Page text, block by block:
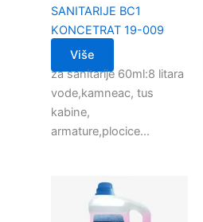
SANITARIJE BC1
KONCETRAT 19-009
Više
za sanitarije 60ml:8 litara
vode,kamneac, tus
kabine,
armature,plocice…